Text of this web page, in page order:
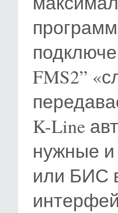
FMS2”
K-Line
нужные
или БИС